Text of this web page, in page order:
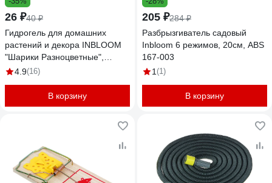
26 ₽40 ₽
Гидрогель для домашних
растений и декора INBLOOM
"Шарики Разноцветные",
полимерный материал 173-
4.9(16)
В корзину
205 ₽284 ₽
Разбрызгиватель садовый
Inbloom 6 режимов, 20см, ABS
167-003
1 (1)
В корзину